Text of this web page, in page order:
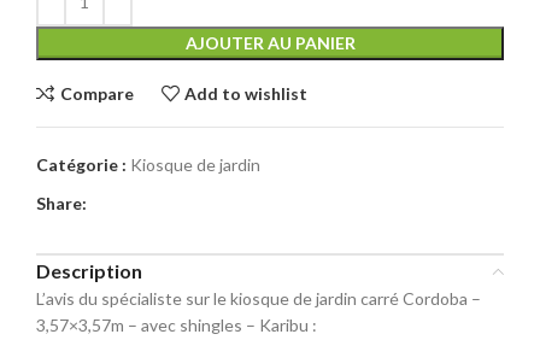
AJOUTER AU PANIER
Compare Add to wishlist
Catégorie : Kiosque de jardin
Share:
Description
L’avis du spécialiste sur le kiosque de jardin carré Cordoba –
3,57×3,57m – avec shingles – Karibu :